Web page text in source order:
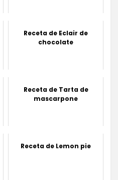
Receta de Eclair de
chocolate
Receta de Tarta de
mascarpone
Receta de Lemon pie